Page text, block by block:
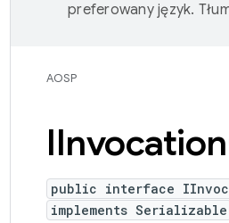
preferowany język.
AOSP
IInvocation
public interface
implements Serializable